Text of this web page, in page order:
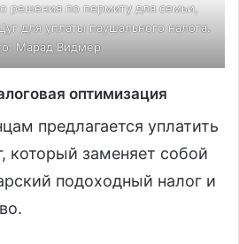
решения по пермиту для семьи,
для уплаты паушального налога.
Марад Видмер
оптимизация
предлагается уплатить
который заменяет собой
подоходный налог и